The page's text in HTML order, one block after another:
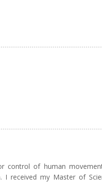
control of human
I received my Master of